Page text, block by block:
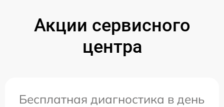
Акции сервисного
центра
Бесплатная диагностика в день